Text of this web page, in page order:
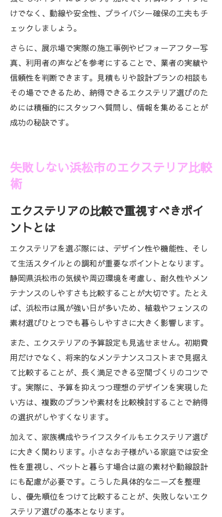
けでなく、動線や安全性、プライバシー確保の工夫もチ
ェックしましょう。
さらに、展示場で実際の施工事例やビフォーアフター写
真、利用者の声などを参考にすることで、業者の実績や
信頼性を判断できます。見積もりや設計プランの相談も
その場でできるため、納得できるエクステリア選びのた
めには積極的にスタッフへ質問し、情報を集めることが
成功の秘訣です。
失敗しない浜松市のエクステリア比較
術
エクステリアの比較で重視すべきポイ
ントとは
エクステリアを選ぶ際には、デザイン性や機能性、そし
て生活スタイルとの調和が重要なポイントとなります。
静岡県浜松市の気候や周辺環境を考慮し、耐久性やメン
テナンスのしやすさも比較することが大切です。たとえ
ば、浜松市は風が強い日が多いため、植栽やフェンスの
素材選びひとつでも暮らしやすさに大きく影響します。
また、エクステリアの予算設定も見逃せません。初期費
用だけでなく、将来的なメンテナンスコストまで見据え
て比較することが、長く満足できる空間づくりのコツで
す。実際に、予算を抑えつつ理想のデザインを実現した
い方は、複数のプランや素材を比較検討することで納得
の選択がしやすくなります。
加えて、家族構成やライフスタイルもエクステリア選び
に大きく関わります。小さなお子様がいる家庭では安全
性を重視し、ペットと暮らす場合は庭の素材や動線設計
にも配慮が必要です。こうした具体的なニーズを整理
し、優先順位をつけて比較することが、失敗しないエク
ステリア選びの基本となります。